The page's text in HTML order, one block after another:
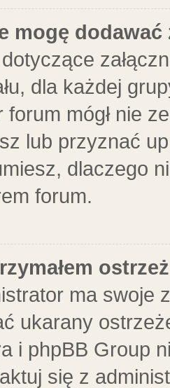
mogę dodawać
dla każdej
mógł nie
lub przyznać
dlaczego
forum.
ma swoje
ukarany
i phpBB Group
się z